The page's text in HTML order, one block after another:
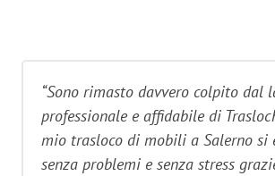
“Sono rimasto davvero colpito dal
professionale e affidabile di
mio trasloco di mobili a Salerno si
senza problemi e senza stress